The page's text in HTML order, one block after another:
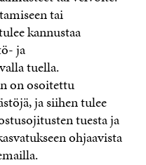
tai
kannustaa
ja
tuella.
on osoitettu
ja siihen tulee
tuesta ja
ohjaavista